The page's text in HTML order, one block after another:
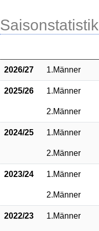
Saisonstatistik
2026/27 1.Männer
2025/26 1.Männer
2.Männer
2024/25 1.Männer
2.Männer
2023/24 1.Männer
2.Männer
2022/23 1.Männer